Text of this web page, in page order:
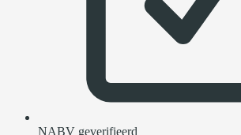
NABV geverifieerd